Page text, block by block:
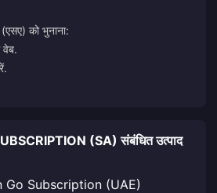
को भुनाना:
वेब.
(SA) संबंधित उत्पाद
Go Subscription (UAE)